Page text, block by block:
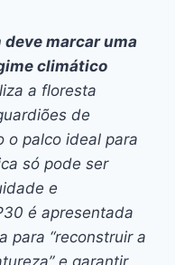
deve marcar uma
climático
a floresta
de
o palco ideal para
só pode ser
e
é apresentada
para “reconstruir a
e garantir